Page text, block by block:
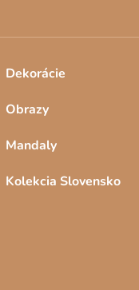
Dekorácie
Obrazy
Mandaly
Kolekcia Slovensko